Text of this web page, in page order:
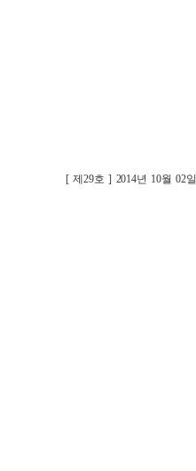
[ 제29호 ] 2014년 10월 02일